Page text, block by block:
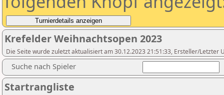
Krefelder Weihnachtsopen 2023
Die Seite wurde zuletzt aktualisiert am 30.12.2023 21:51:33, Ersteller/Letzter
Suche nach Spieler
Startrangliste